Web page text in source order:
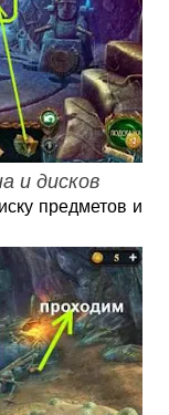
и дисков
предметов и